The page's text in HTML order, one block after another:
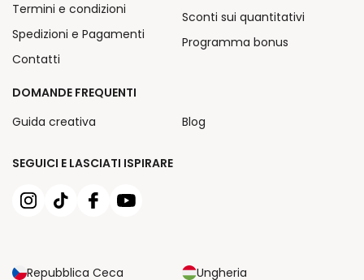
SEGUICI E LASCIATI ISPIRARE
Repubblica Ceca Ungheria
Termini e condizioni
Spedizioni e Pagamenti
Contatti
Sconti sui quantitativi
Programma bonus
DOMANDE FREQUENTI
Guida creativa
Blog